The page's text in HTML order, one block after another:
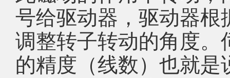
号给驱动器，驱动器
调整转子转动的角度
的精度（线数）也就